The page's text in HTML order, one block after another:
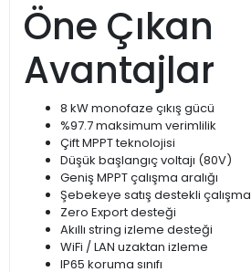
Öne Çıkan
Avantajlar
8 kW monofaze çıkış gücü
%97.7 maksimum verimlilik
Çift MPPT teknolojisi
Düşük başlangıç voltajı (80V)
Geniş MPPT çalışma aralığı
Şebekeye satış destekli çalışma
Zero Export desteği
Akıllı string izleme desteği
WiFi / LAN uzaktan izleme
IP65 koruma sınıfı